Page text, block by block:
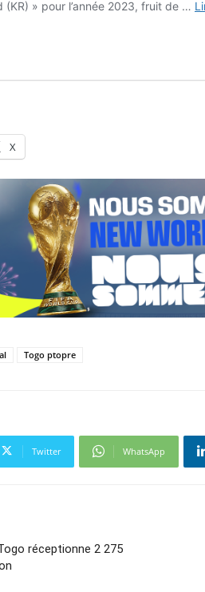
X
Togo ptopre
Twitter WhatsApp
réceptionne 2 275